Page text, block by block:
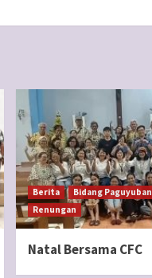
Berita
Bidang Paguyuban
Renungan
Natal Bersama CFC